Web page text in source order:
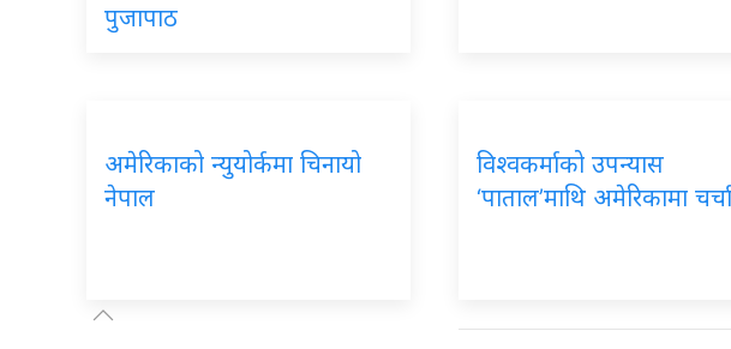
पुजापाठ
अमेरिकाको न्युयोर्कमा चिनायो
नेपाल
विश्वकर्माको उपन्यास
‘पाताल’माथि अमेरिकामा चर्चा